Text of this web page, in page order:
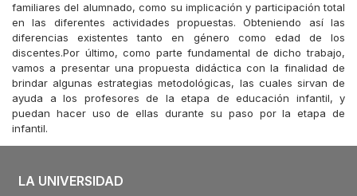
familiares del alumnado, como su implicación y participación total
en las diferentes actividades propuestas. Obteniendo así las
diferencias existentes tanto en género como edad de los
discentes.Por último, como parte fundamental de dicho trabajo,
vamos a presentar una propuesta didáctica con la finalidad de
brindar algunas estrategias metodológicas, las cuales sirvan de
ayuda a los profesores de la etapa de educación infantil, y
puedan hacer uso de ellas durante su paso por la etapa de
infantil.
LA UNIVERSIDAD